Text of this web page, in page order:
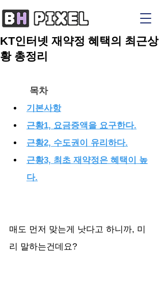
KT인터넷 재약정 혜택의 최근상
황 총정리
목차
기본사항
근황1, 요금증액을 요구한다.
근황2, 수도권이 유리하다.
근황3, 최초 재약정은 혜택이 높
다.
매도 먼저 맞는게 낫다고 하니까, 미
리 말하는건데요?